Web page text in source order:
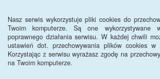
Nasz serwis wykorzystuje pliki cookies do
Twoim komputerze. Są one wykorzystywane
poprawnego działania serwisu. W każdej chwili
ustawień dot. przechowywania plików cookies w
Korzystając z serwisu wyrażasz zgodę na
na Twoim komputerze.
BIP - Urząd
Wyśmierzyce